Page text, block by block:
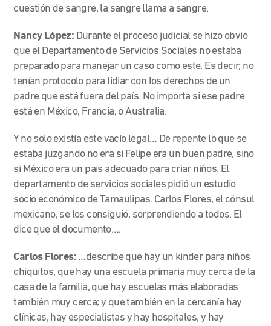
cuestión de sangre, la sangre llama a sangre.
Nancy López: Durante el proceso judicial se hizo obvio
que el Departamento de Servicios Sociales no estaba
preparado para manejar un caso como este. Es decir, no
tenían protocolo para lidiar con los derechos de un
padre que está fuera del país. No importa si ese padre
está en México, Francia, o Australia.
Y no solo existía este vacío legal… De repente lo que se
estaba juzgando no era si Felipe era un buen padre, sino
si México era un país adecuado para criar niños. El
departamento de servicios sociales pidió un estudio
socio económico de Tamaulipas. Carlos Flores, el cónsul
mexicano, se los consiguió, sorprendiendo a todos. El
dice que el documento….
Carlos Flores: …describe que hay un kinder para niños
chiquitos, que hay una escuela primaria muy cerca de la
casa de la familia, que hay escuelas más elaboradas
también muy cerca; y que también en la cercanía hay
clínicas, hay especialistas y hay hospitales, y hay